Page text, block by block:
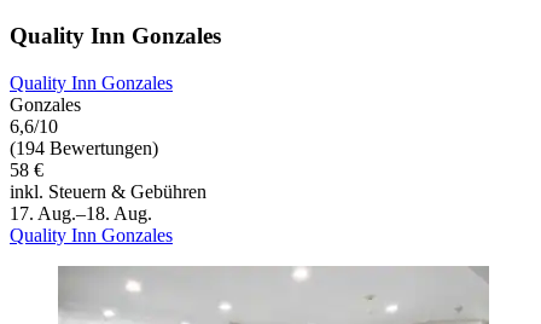
Quality Inn Gonzales
Quality Inn Gonzales
Gonzales
6,6/10
(194 Bewertungen)
58 €
inkl. Steuern & Gebühren
17. Aug.–18. Aug.
Quality Inn Gonzales